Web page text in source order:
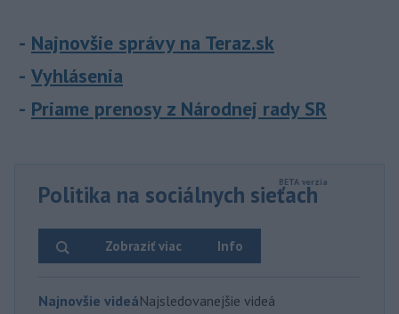
Najnovšie správy na Teraz.sk
Vyhlásenia
Priame prenosy z Národnej rady SR
Politika na sociálnych sieťach
Info
Zobraziť viac
Najnovšie videáNajsledovanejšie videá